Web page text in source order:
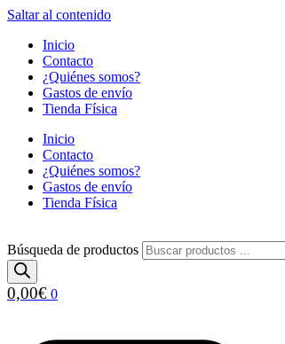
Saltar al contenido
Inicio
Contacto
¿Quiénes somos?
Gastos de envío
Tienda Física
Inicio
Contacto
¿Quiénes somos?
Gastos de envío
Tienda Física
Búsqueda de productos
0,00€ 0